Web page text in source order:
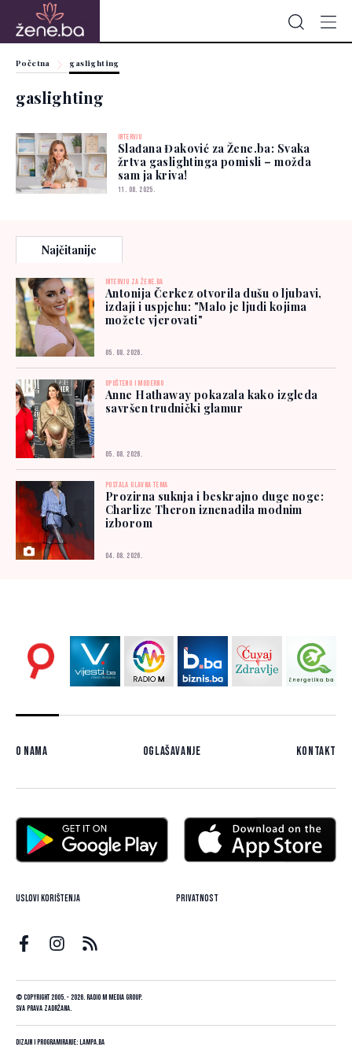
Početna gaslighting
gaslighting
INTERVJU
Slađana Đaković za Žene.ba: Svaka
žrtva gaslightinga pomisli – možda
sam ja kriva!
11. 08. 2025.
Najčitanije
INTERVJU ZA ŽENE.BA
Antonija Čerkez otvorila dušu o ljubavi,
izdaji i uspjehu: "Malo je ljudi kojima
možete vjerovati"
05. 08. 2026.
OPUŠTENO I MODERNO
Anne Hathaway pokazala kako izgleda
savršen trudnički glamur
05. 08. 2026.
POSTALA GLAVNA TEMA
Prozirna suknja i beskrajno duge noge:
Charlize Theron iznenadila modnim
izborom
04. 08. 2026.
O nama Oglašavanje Kontakt
Uslovi korištenja Privatnost
© Copyright 2005. - 2026. Radio M Media Group.
Sva prava zadržana.
Dizajn i programiranje:Lampa.ba